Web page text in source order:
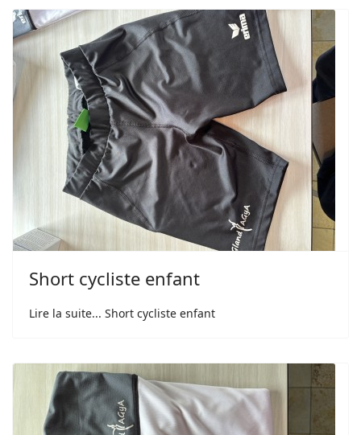
Short cycliste enfant